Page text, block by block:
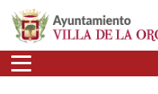
Pasar al contenido principal